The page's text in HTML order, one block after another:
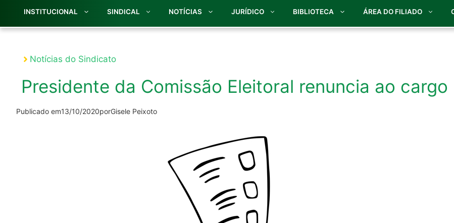
INSTITUCIONAL SINDICAL NOTÍCIAS JURÍDICO BIBLIOTECA ÁREA DO FILIADO
Notícias do Sindicato
Presidente da Comissão Eleitoral renuncia ao cargo
Publicado em13/10/2020porGisele Peixoto